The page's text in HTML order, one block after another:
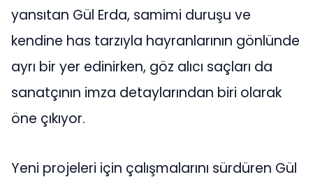
yansıtan Gül Erda, samimi duruşu ve
kendine has tarzıyla hayranlarının gönlünde
ayrı bir yer edinirken, göz alıcı saçları da
sanatçının imza detaylarından biri olarak
öne çıkıyor.
Yeni projeleri için çalışmalarını sürdüren Gül